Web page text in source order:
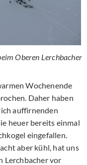
Oberen Lerchbacher
Wochenende
Daher haben
auffirnenden
heuer bereits einmal
eingefallen.
aber kühl, hat uns
Lerchbacher vor